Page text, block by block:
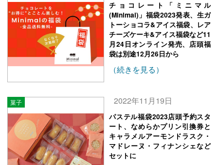
チョコレート「ミニマル
(Minimal)」福袋2023発表、生ガ
トーショコラ&アイス福袋、レア
チーズケーキ&アイス福袋など11
月24日オンライン発売、店頭福
袋は別途12月26日から
（続きを見る）
菓子 2022年11月19日
パステル福袋2023店頭予約スタ
ート、なめらかプリン引換券と
キャラメルアーモンドラスク・
マドレーヌ・フィナンシェなど
セットに